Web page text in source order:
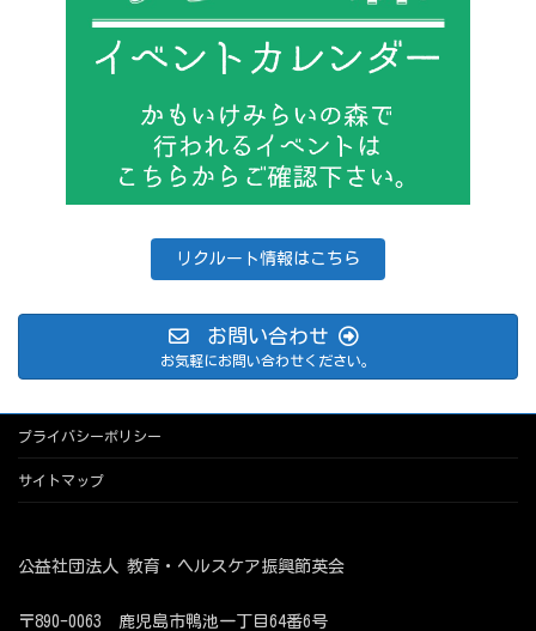
リクルート情報はこちら
お問い合わせ
お気軽にお問い合わせください。
プライバシーポリシー
サイトマップ
公益社団法人 教育・ヘルスケア振興節英会
〒890-0063 鹿児島市鴨池一丁目64番6号